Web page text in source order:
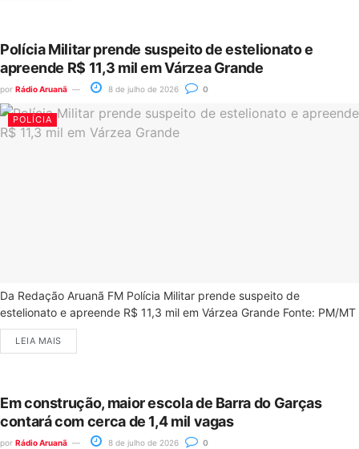
Polícia Militar prende suspeito de estelionato e
apreende R$ 11,3 mil em Várzea Grande
por Rádio Aruanã 8 de julho de 2026 0
POLÍCIA
Da Redação Aruanã FM Polícia Militar prende suspeito de
estelionato e apreende R$ 11,3 mil em Várzea Grande Fonte: PM/MT
LEIA MAIS
Em construção, maior escola de Barra do Garças
contará com cerca de 1,4 mil vagas
por Rádio Aruanã 8 de julho de 2026 0